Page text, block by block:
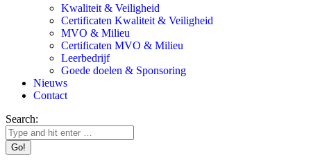
Kwaliteit & Veiligheid
Certificaten Kwaliteit & Veiligheid
MVO & Milieu
Certificaten MVO & Milieu
Leerbedrijf
Goede doelen & Sponsoring
Nieuws
Contact
Search: